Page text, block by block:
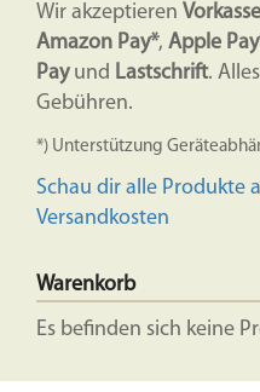
Wir akzeptieren Vorkasse
Amazon Pay*, Apple
Payund Lastschrift.
Gebühren.
*) Unterstützung
Schau dir alle Produkte
Versandkosten
Warenkorb
Es befinden sich keine